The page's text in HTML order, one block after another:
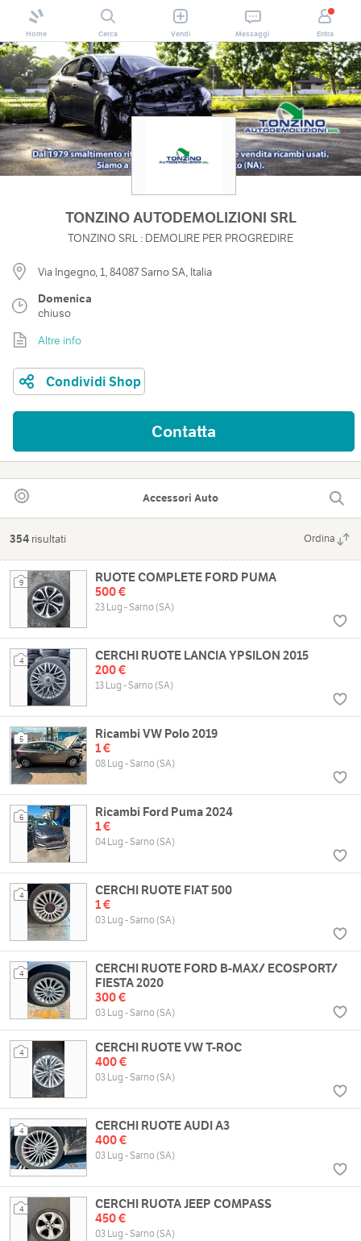
Home Cerca Vendi Messaggi Entra
TONZINO AUTODEMOLIZIONI SRL
TONZINO SRL : DEMOLIRE PER PROGREDIRE
Via Ingegno, 1, 84087 Sarno SA, Italia
Domenica
chiuso
Altre info
Condividi Shop
Contatta
Accessori Auto
354 risultati Ordina
9
RUOTE COMPLETE FORD PUMA
500 €
23 Lug - Sarno (SA)
4
CERCHI RUOTE LANCIA YPSILON 2015
200 €
13 Lug - Sarno (SA)
5
Ricambi VW Polo 2019
1 €
08 Lug - Sarno (SA)
6
Ricambi Ford Puma 2024
1 €
04 Lug - Sarno (SA)
4
CERCHI RUOTE FIAT 500
1 €
03 Lug - Sarno (SA)
4
CERCHI RUOTE FORD B-MAX/ ECOSPORT/
FIESTA 2020
300 €
03 Lug - Sarno (SA)
4
CERCHI RUOTE VW T-ROC
400 €
03 Lug - Sarno (SA)
4
CERCHI RUOTE AUDI A3
400 €
03 Lug - Sarno (SA)
4
CERCHI RUOTA JEEP COMPASS
450 €
03 Lug - Sarno (SA)